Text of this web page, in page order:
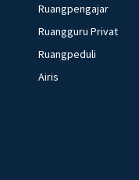
Ruangpengajar
Ruangguru Privat
Ruangpeduli
Airis